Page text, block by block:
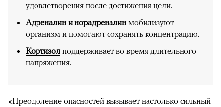
удовлетворения после достижения цели.
Адреналин и норадреналинмобилизуют
организм и помогают сохранять концентрацию.
Кортизол поддерживает во время длительного
напряжения.
«Преодоление опасностей вызывает настолько сильный